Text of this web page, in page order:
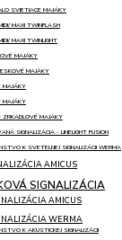
SVIETIACE MAJÁKY
MAXI TWINFLASH
MAXI TWINLIGHT
MAJÁKY
MAJÁKY
MAJÁKY
MAJÁKY
ZRKADLOVÉ MAJÁKY
SIGNALIZÁCIA - LINELIGHT FUSION
K SVETELNEJ SIGNALIZÁCII WERMA
AMICUS
SIGNALIZÁCIA
AMICUS
WERMA
K AKUSTICKEJ SIGNALIZÁCII